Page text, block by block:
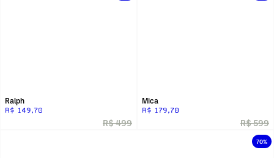
Ralph
R$ 149,70
R$ 499
70%
Mica
R$ 179,70
R$ 599